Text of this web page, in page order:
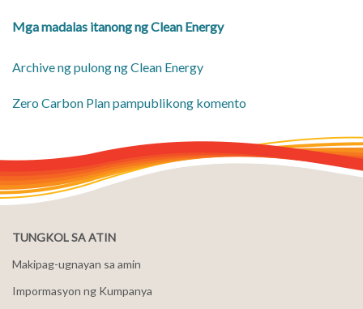
Mga madalas itanong ng Clean Energy
Archive ng pulong ng Clean Energy
Zero Carbon Plan pampublikong komento
TUNGKOL SA ATIN
Makipag-ugnayan sa amin
Impormasyon ng Kumpanya